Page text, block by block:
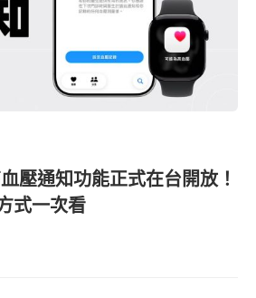
壓通知功能正式在台開放！
式一次看